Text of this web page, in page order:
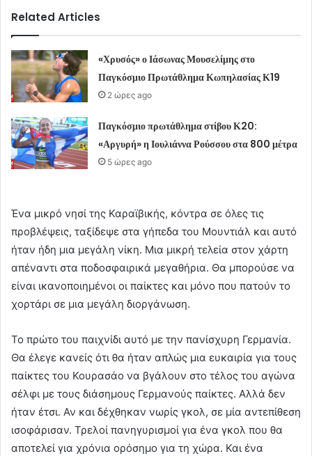
Related Articles
«Χρυσός» ο Ιάσωνας Μουσελίμης στο
Παγκόσμιο Πρωτάθλημα Κωπηλασίας Κ19
2 ώρες ago
Παγκόσμιο πρωτάθλημα στίβου Κ20:
«Αργυρή» η Ιουλιάννα Ρούσσου στα 800 μέτρα
5 ώρες ago
Ένα μικρό νησί της Καραϊβικής, κόντρα σε όλες τις
προβλέψεις, ταξίδεψε στα γήπεδα του Μουντιάλ και αυτό
ήταν ήδη μια μεγάλη νίκη. Μια μικρή τελεία στον χάρτη
απέναντι στα ποδοσφαιρικά μεγαθήρια. Θα μπορούσε να
είναι ικανοποιημένοι οι παίκτες και μόνο που πατούν το
χορτάρι σε μια μεγάλη διοργάνωση.
Το πρώτο του παιχνίδι αυτό με την πανίσχυρη Γερμανία.
Θα έλεγε κανείς ότι θα ήταν απλώς μια ευκαιρία για τους
παίκτες του Κουρασάο να βγάλουν στο τέλος του αγώνα
σέλφι με τους διάσημους Γερμανούς παίκτες. Αλλά δεν
ήταν έτσι. Αν και δέχθηκαν νωρίς γκολ, σε μία αντεπίθεση
ισοφάρισαν. Τρελοί πανηγυρισμοί για ένα γκολ που θα
αποτελεί για χρόνια ορόσημο για τη χώρα. Και ένα